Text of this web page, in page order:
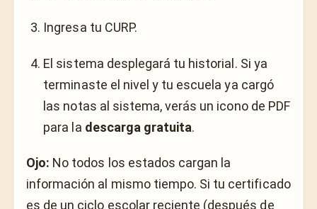
Ingresa tu CURP.
El sistema desplegará tu historial. Si ya
terminaste el nivel y tu escuela ya cargó
las notas al sistema, verás un icono de PDF
para la descarga gratuita.
Ojo: No todos los estados cargan la
información al mismo tiempo. Si tu certificado
es de un ciclo escolar reciente (después de